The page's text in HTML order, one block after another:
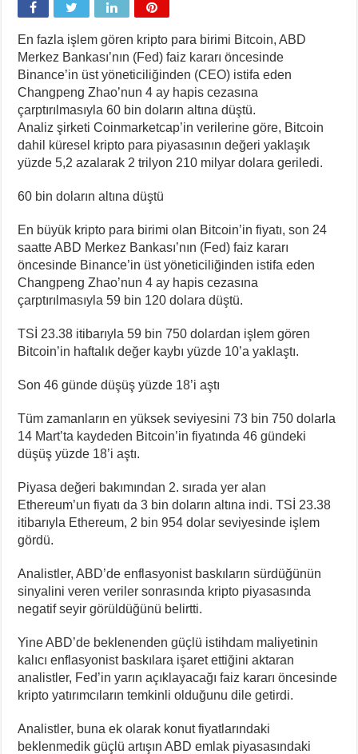
En fazla işlem gören kripto para birimi Bitcoin, ABD
Merkez Bankası’nın (Fed) faiz kararı öncesinde
Binance’in üst yöneticiliğinden (CEO) istifa eden
Changpeng Zhao’nun 4 ay hapis cezasına
çarptırılmasıyla 60 bin doların altına düştü.
Analiz şirketi Coinmarketcap’in verilerine göre, Bitcoin
dahil küresel kripto para piyasasının değeri yaklaşık
yüzde 5,2 azalarak 2 trilyon 210 milyar dolara geriledi.
60 bin doların altına düştü
En büyük kripto para birimi olan Bitcoin’in fiyatı, son 24
saatte ABD Merkez Bankası’nın (Fed) faiz kararı
öncesinde Binance’in üst yöneticiliğinden istifa eden
Changpeng Zhao’nun 4 ay hapis cezasına
çarptırılmasıyla 59 bin 120 dolara düştü.
TSİ 23.38 itibarıyla 59 bin 750 dolardan işlem gören
Bitcoin’in haftalık değer kaybı yüzde 10’a yaklaştı.
Son 46 günde düşüş yüzde 18’i aştı
Tüm zamanların en yüksek seviyesini 73 bin 750 dolarla
14 Mart’ta kaydeden Bitcoin’in fiyatında 46 gündeki
düşüş yüzde 18’i aştı.
Piyasa değeri bakımından 2. sırada yer alan
Ethereum’un fiyatı da 3 bin doların altına indi. TSİ 23.38
itibarıyla Ethereum, 2 bin 954 dolar seviyesinde işlem
gördü.
Analistler, ABD’de enflasyonist baskıların sürdüğünün
sinyalini veren veriler sonrasında kripto piyasasında
negatif seyir görüldüğünü belirtti.
Yine ABD’de beklenenden güçlü istihdam maliyetinin
kalıcı enflasyonist baskılara işaret ettiğini aktaran
analistler, Fed’in yarın açıklayacağı faiz kararı öncesinde
kripto yatırımcıların temkinli olduğunu dile getirdi.
Analistler, buna ek olarak konut fiyatlarındaki
beklenmedik güçlü artışın ABD emlak piyasasındaki